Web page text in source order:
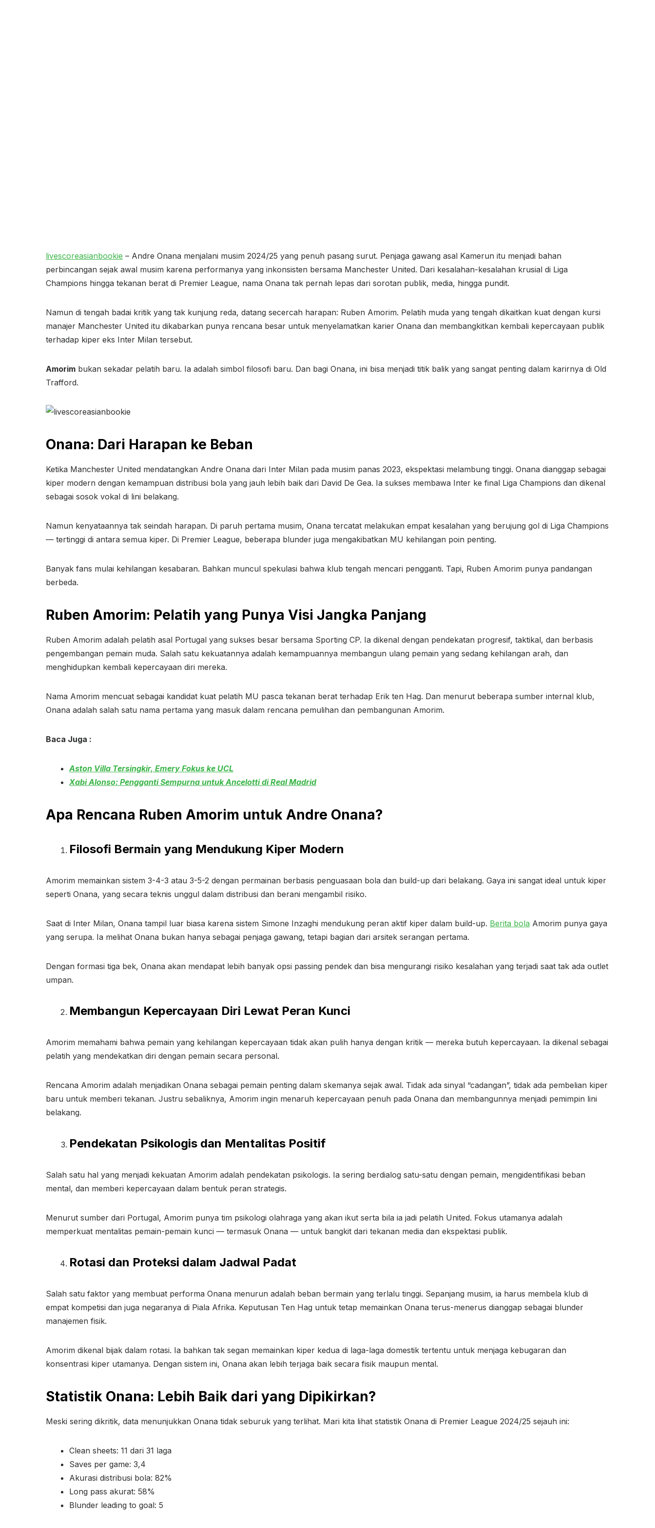
livescoreasianbookie – Andre Onana menjalani musim 2024/25 yang penuh pasang surut. Penjaga gawang asal Kamerun itu menjadi bahan
perbincangan sejak awal musim karena performanya yang inkonsisten bersama Manchester United. Dari kesalahan-kesalahan krusial di Liga
Champions hingga tekanan berat di Premier League, nama Onana tak pernah lepas dari sorotan publik, media, hingga pundit.
Namun di tengah badai kritik yang tak kunjung reda, datang secercah harapan: Ruben Amorim. Pelatih muda yang tengah dikaitkan kuat dengan kursi
manajer Manchester United itu dikabarkan punya rencana besar untuk menyelamatkan karier Onana dan membangkitkan kembali kepercayaan publik
terhadap kiper eks Inter Milan tersebut.
Amorim bukan sekadar pelatih baru. Ia adalah simbol filosofi baru. Dan bagi Onana, ini bisa menjadi titik balik yang sangat penting dalam karirnya di Old
Trafford.
Onana: Dari Harapan ke Beban
Ketika Manchester United mendatangkan Andre Onana dari Inter Milan pada musim panas 2023, ekspektasi melambung tinggi. Onana dianggap sebagai
kiper modern dengan kemampuan distribusi bola yang jauh lebih baik dari David De Gea. Ia sukses membawa Inter ke final Liga Champions dan dikenal
sebagai sosok vokal di lini belakang.
Namun kenyataannya tak seindah harapan. Di paruh pertama musim, Onana tercatat melakukan empat kesalahan yang berujung gol di Liga Champions
— tertinggi di antara semua kiper. Di Premier League, beberapa blunder juga mengakibatkan MU kehilangan poin penting.
Banyak fans mulai kehilangan kesabaran. Bahkan muncul spekulasi bahwa klub tengah mencari pengganti. Tapi, Ruben Amorim punya pandangan
berbeda.
Ruben Amorim: Pelatih yang Punya Visi Jangka Panjang
Ruben Amorim adalah pelatih asal Portugal yang sukses besar bersama Sporting CP. Ia dikenal dengan pendekatan progresif, taktikal, dan berbasis
pengembangan pemain muda. Salah satu kekuatannya adalah kemampuannya membangun ulang pemain yang sedang kehilangan arah, dan
menghidupkan kembali kepercayaan diri mereka.
Nama Amorim mencuat sebagai kandidat kuat pelatih MU pasca tekanan berat terhadap Erik ten Hag. Dan menurut beberapa sumber internal klub,
Onana adalah salah satu nama pertama yang masuk dalam rencana pemulihan dan pembangunan Amorim.
Baca Juga :
Aston Villa Tersingkir, Emery Fokus ke UCL
Xabi Alonso: Pengganti Sempurna untuk Ancelotti di Real Madrid
Apa Rencana Ruben Amorim untuk Andre Onana?
Filosofi Bermain yang Mendukung Kiper Modern
Amorim memainkan sistem 3-4-3 atau 3-5-2 dengan permainan berbasis penguasaan bola dan build-up dari belakang. Gaya ini sangat ideal untuk kiper
seperti Onana, yang secara teknis unggul dalam distribusi dan berani mengambil risiko.
Saat di Inter Milan, Onana tampil luar biasa karena sistem Simone Inzaghi mendukung peran aktif kiper dalam build-up. Berita bola Amorim punya gaya
yang serupa. Ia melihat Onana bukan hanya sebagai penjaga gawang, tetapi bagian dari arsitek serangan pertama.
Dengan formasi tiga bek, Onana akan mendapat lebih banyak opsi passing pendek dan bisa mengurangi risiko kesalahan yang terjadi saat tak ada outlet
umpan.
Membangun Kepercayaan Diri Lewat Peran Kunci
Amorim memahami bahwa pemain yang kehilangan kepercayaan tidak akan pulih hanya dengan kritik — mereka butuh kepercayaan. Ia dikenal sebagai
pelatih yang mendekatkan diri dengan pemain secara personal.
Rencana Amorim adalah menjadikan Onana sebagai pemain penting dalam skemanya sejak awal. Tidak ada sinyal “cadangan”, tidak ada pembelian kiper
baru untuk memberi tekanan. Justru sebaliknya, Amorim ingin menaruh kepercayaan penuh pada Onana dan membangunnya menjadi pemimpin lini
belakang.
Pendekatan Psikologis dan Mentalitas Positif
Salah satu hal yang menjadi kekuatan Amorim adalah pendekatan psikologis. Ia sering berdialog satu-satu dengan pemain, mengidentifikasi beban
mental, dan memberi kepercayaan dalam bentuk peran strategis.
Menurut sumber dari Portugal, Amorim punya tim psikologi olahraga yang akan ikut serta bila ia jadi pelatih United. Fokus utamanya adalah
memperkuat mentalitas pemain-pemain kunci — termasuk Onana — untuk bangkit dari tekanan media dan ekspektasi publik.
Rotasi dan Proteksi dalam Jadwal Padat
Salah satu faktor yang membuat performa Onana menurun adalah beban bermain yang terlalu tinggi. Sepanjang musim, ia harus membela klub di
empat kompetisi dan juga negaranya di Piala Afrika. Keputusan Ten Hag untuk tetap memainkan Onana terus-menerus dianggap sebagai blunder
manajemen fisik.
Amorim dikenal bijak dalam rotasi. Ia bahkan tak segan memainkan kiper kedua di laga-laga domestik tertentu untuk menjaga kebugaran dan
konsentrasi kiper utamanya. Dengan sistem ini, Onana akan lebih terjaga baik secara fisik maupun mental.
Statistik Onana: Lebih Baik dari yang Dipikirkan?
Meski sering dikritik, data menunjukkan Onana tidak seburuk yang terlihat. Mari kita lihat statistik Onana di Premier League 2024/25 sejauh ini:
Clean sheets: 11 dari 31 laga
Saves per game: 3,4
Akurasi distribusi bola: 82%
Long pass akurat: 58%
Blunder leading to goal: 5